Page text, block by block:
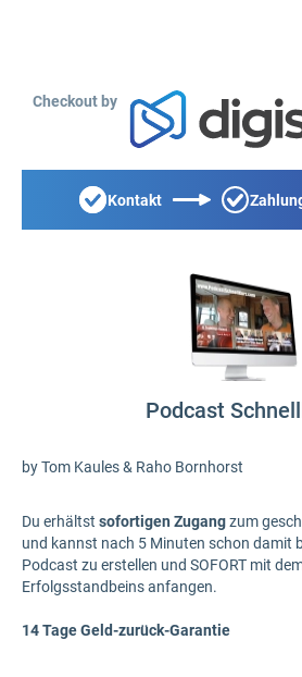
Checkout by
Kontakt
Podcast
by Tom Kaules & Raho Bornhorst
Du erhältst sofortigen Zugangzum
und kannst nach 5 Minuten schon damit
Podcast zu erstellen und SOFORT mit
Erfolgsstandbeins anfangen.
14 Tage Geld-zurück-Garantie